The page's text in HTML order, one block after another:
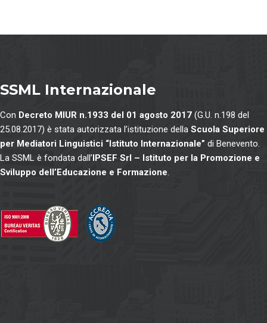
SSML Internazionale
Con Decreto MIUR n.1933 del 01 agosto 2017 (G.U. n.198 del
25.08.2017) è stata autorizzata l’istituzione della Scuola Superiore
per Mediatori Linguistici “Istituto Internazionale” di Benevento.
La SSML è fondata dall’IPSEF Srl – Istituto per la Promozione e
Sviluppo dell’Educazione e Formazione.